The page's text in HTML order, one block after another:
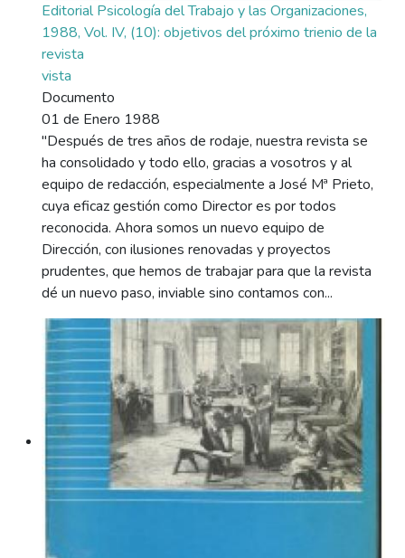
Editorial Psicología del Trabajo y las Organizaciones,
1988, Vol. IV, (10): objetivos del próximo trienio de la
revista
vista
Documento
01 de Enero 1988
"Después de tres años de rodaje, nuestra revista se
ha consolidado y todo ello, gracias a vosotros y al
equipo de redacción, especialmente a José Mª Prieto,
cuya eficaz gestión como Director es por todos
reconocida. Ahora somos un nuevo equipo de
Dirección, con ilusiones renovadas y proyectos
prudentes, que hemos de trabajar para que la revista
dé un nuevo paso, inviable sino contamos con...